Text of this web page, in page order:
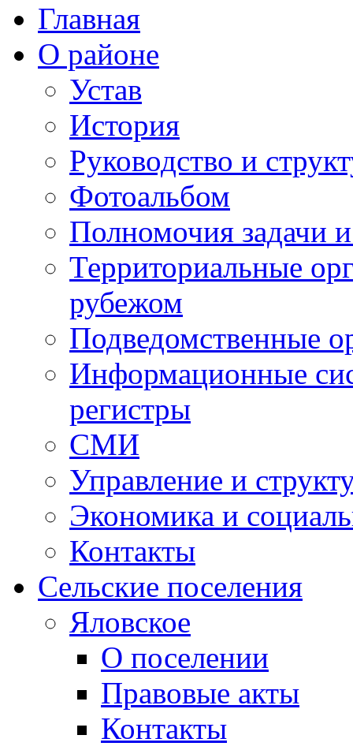
Главная
О районе
Устав
История
Руководство и
Фотоальбом
Полномочия задачи
Территориальные
рубежом
Подведомственные
Информационные
регистры
СМИ
Управление и
Экономика и
Контакты
Сельские поселения
Яловское
О поселении
Правовые акты
Контакты